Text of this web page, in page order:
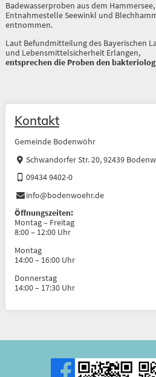
Badewasserproben aus dem Hammersee,
Entnahmestelle Seewinkl und
entnommen.
Laut Befundmitteilung des Bayerischen
und Lebensmittelsicherheit Erlangen,
entsprechen die Proben den
Kontakt
Gemeinde Bodenwöhr
Schwandorfer Str. 20, 92439
09434 9402-0
info@bodenwoehr.de
Öffnungszeiten:
Montag – Freitag
8:00 – 12:00 Uhr
Montag
14:00 – 16:00 Uhr
Donnerstag
14:00 – 17:30 Uhr